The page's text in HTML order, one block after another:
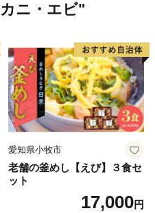
up.co.jp
0152-61-6000
ニ・エビ"
愛知県小牧市
老舗の釜めし【えび】３食セ
ット
17,000円